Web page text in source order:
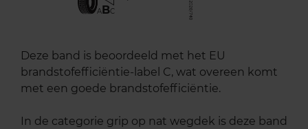
ABC
Deze band is beoordeeld met het EU
brandstofefficiëntie-label C, wat overeen komt
met een goede brandstofefficiëntie.
In de categorie grip op nat wegdek is deze band